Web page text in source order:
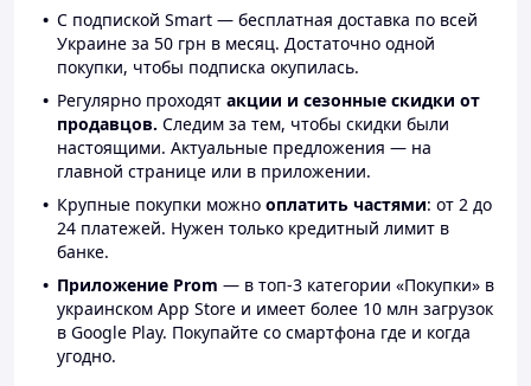
С подпиской Smart — бесплатная доставка по всей
Украине за 50 грн в месяц. Достаточно одной
покупки, чтобы подписка окупилась.
Регулярно проходят акции и сезонные скидки от
продавцов. Следим за тем, чтобы скидки были
настоящими. Актуальные предложения — на
главной странице или в приложении.
Крупные покупки можно оплатить частями: от 2 до
24 платежей. Нужен только кредитный лимит в
банке.
Приложение Prom — в топ-3 категории «Покупки» в
украинском App Store и имеет более 10 млн загрузок
в Google Play. Покупайте со смартфона где и когда
угодно.